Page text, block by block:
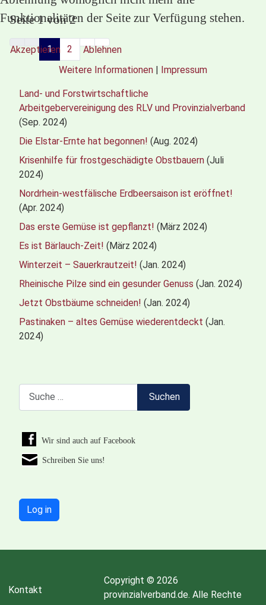
Seite 1 von 2
1 2
Land- und Forstwirtschaftliche
Arbeitgebervereinigung des RLV und Provinzialverband
(Sep. 2024)
Die Elstar-Ernte hat begonnen! (Aug. 2024)
Krisenhilfe für frostgeschädigte Obstbauern (Juli
2024)
Nordrhein-westfälische Erdbeersaison ist eröffnet!
(Apr. 2024)
Das erste Gemüse ist gepflanzt! (März 2024)
Es ist Bärlauch-Zeit! (März 2024)
Winterzeit – Sauerkrautzeit! (Jan. 2024)
Rheinische Pilze sind ein gesunder Genuss (Jan. 2024)
Jetzt Obstbäume schneiden! (Jan. 2024)
Pastinaken – altes Gemüse wiederentdeckt (Jan.
2024)
Suchen
Wir sind auch auf Facebook
Schreiben Sie uns!
Log in
Kontakt
Copyright © 2026
provinzialverband.de. Alle Rechte
Funktionalitäten der Seite zur Verfügung stehen.
Akzeptieren
Ablehnen
Weitere Informationen | Impressum